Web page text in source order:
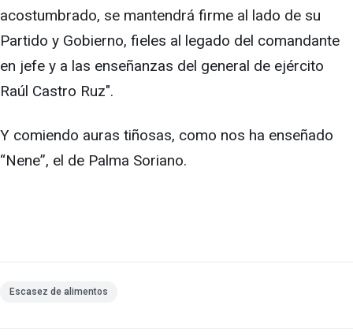
acostumbrado, se mantendrá firme al lado de su
Partido y Gobierno, fieles al legado del comandante
en jefe y a las enseñanzas del general de ejército
Raúl Castro Ruz".
Y comiendo auras tiñosas, como nos ha enseñado
“Nene”, el de Palma Soriano.
Escasez de alimentos